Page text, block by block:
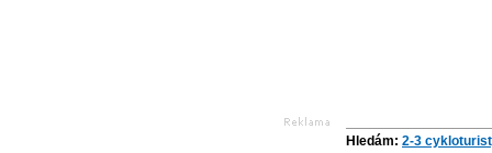
Hledám: 2-3